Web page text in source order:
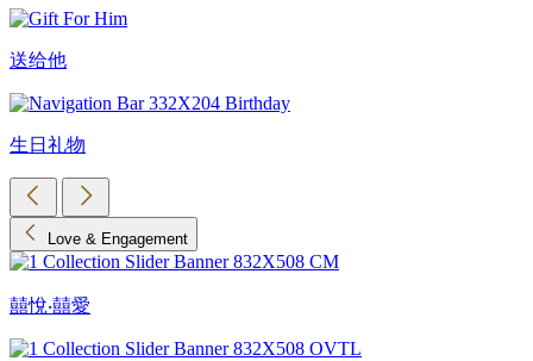
送给他
生日礼物
Love & Engagement
囍悅‧囍愛